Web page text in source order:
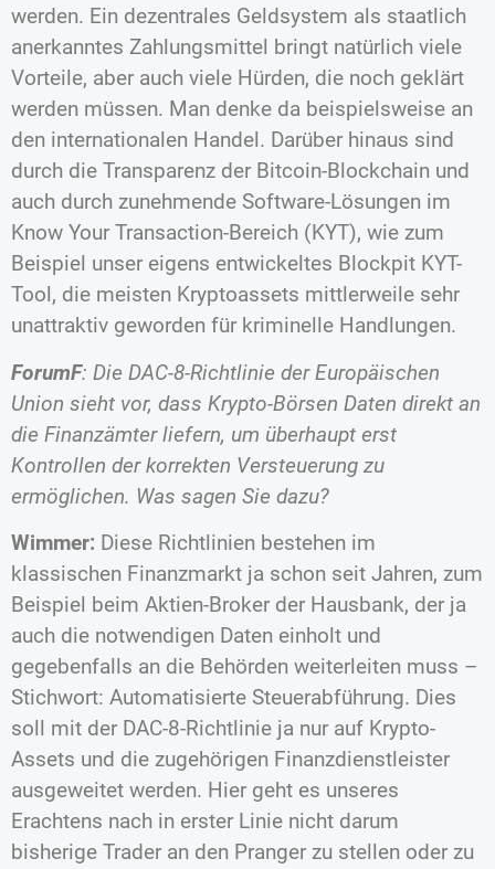
werden. Ein dezentrales Geldsystem als staatlich
anerkanntes Zahlungsmittel bringt natürlich viele
Vorteile, aber auch viele Hürden, die noch geklärt
werden müssen. Man denke da beispielsweise an
den internationalen Handel. Darüber hinaus sind
durch die Transparenz der Bitcoin-Blockchain und
auch durch zunehmende Software-Lösungen im
Know Your Transaction-Bereich (KYT), wie zum
Beispiel unser eigens entwickeltes Blockpit KYT-
Tool, die meisten Kryptoassets mittlerweile sehr
unattraktiv geworden für kriminelle Handlungen.
ForumF: Die DAC-8-Richtlinie der Europäischen
Union sieht vor, dass Krypto-Börsen Daten direkt an
die Finanzämter liefern, um überhaupt erst
Kontrollen der korrekten Versteuerung zu
ermöglichen. Was sagen Sie dazu?
Wimmer: Diese Richtlinien bestehen im
klassischen Finanzmarkt ja schon seit Jahren, zum
Beispiel beim Aktien-Broker der Hausbank, der ja
auch die notwendigen Daten einholt und
gegebenfalls an die Behörden weiterleiten muss –
Stichwort: Automatisierte Steuerabführung. Dies
soll mit der DAC-8-Richtlinie ja nur auf Krypto-
Assets und die zugehörigen Finanzdienstleister
ausgeweitet werden. Hier geht es unseres
Erachtens nach in erster Linie nicht darum
bisherige Trader an den Pranger zu stellen oder zu